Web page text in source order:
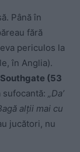
Până în
fără
periculos la
în Anglia).
(53
„Da’
alții mai cu
jucători, nu